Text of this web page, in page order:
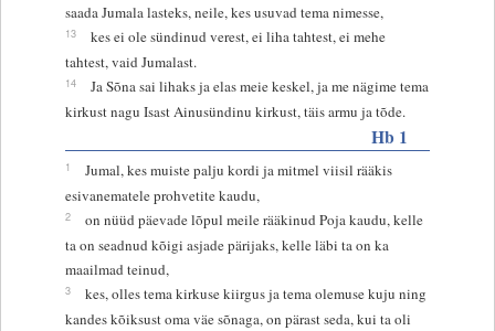
saada Jumala lasteks, neile, kes usuvad tema nimesse,
13
kes ei ole sündinud verest, ei liha tahtest, ei mehe
tahtest, vaid Jumalast.
14
Ja Sõna sai lihaks ja elas meie keskel, ja me nägime tema
kirkust nagu Isast Ainusündinu kirkust, täis armu ja tõde.
Hb 1
1
Jumal, kes muiste palju kordi ja mitmel viisil rääkis
esivanematele prohvetite kaudu,
2
on nüüd päevade lõpul meile rääkinud Poja kaudu, kelle
ta on seadnud kõigi asjade pärijaks, kelle läbi ta on ka
maailmad teinud,
3
kes, olles tema kirkuse kiirgus ja tema olemuse kuju ning
kandes kõiksust oma väe sõnaga, on pärast seda, kui ta oli